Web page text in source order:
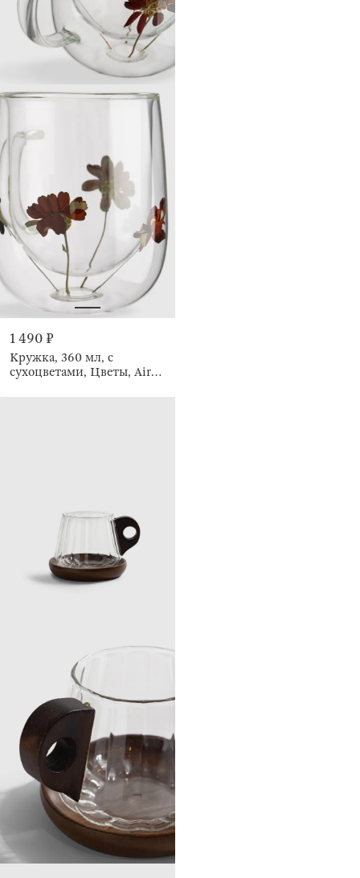
1 490 ₽
Кружка, 360 мл, с
сухоцветами, Цветы, Air